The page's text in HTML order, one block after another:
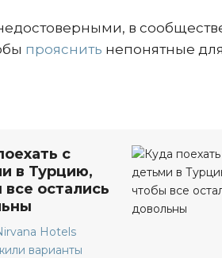
в
прояснить непонятные
с
в Турцию,
все остались
Hotels
варианты